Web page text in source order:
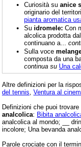
Curiosità su anice
originario del
pianta aromatica
Su idromele: Con
alcolica prodotta
continuano a...
Sulla voce
composta da una
continua su Una
Altre definizioni per la
del tennis Ventura al
Definizioni che puoi
analcolica: Bibita
analcolica al mondo; __
incolore; Una bevanda
Parole crociate con il